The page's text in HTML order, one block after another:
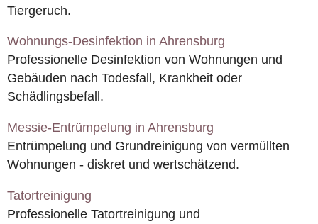
Tiergeruch.
Wohnungs-Desinfektion in Ahrensburg
Professionelle Desinfektion von Wohnungen und
Gebäuden nach Todesfall, Krankheit oder
Schädlingsbefall.
Messie-Entrümpelung in Ahrensburg
Entrümpelung und Grundreinigung von vermüllten
Wohnungen - diskret und wertschätzend.
Tatortreinigung
Professionelle Tatortreinigung und